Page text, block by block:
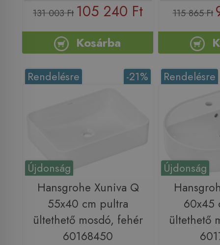
131 003 Ft 105 240 Ft
Kosárba
115 865 Ft
Újdonság
-21%
Rendelésre
Hansgrohe Xuniva Q
55x40 cm pultra
ültethető mosdó, fehér
60168450
Újdonság
Rendelésre
60x45
ültethető